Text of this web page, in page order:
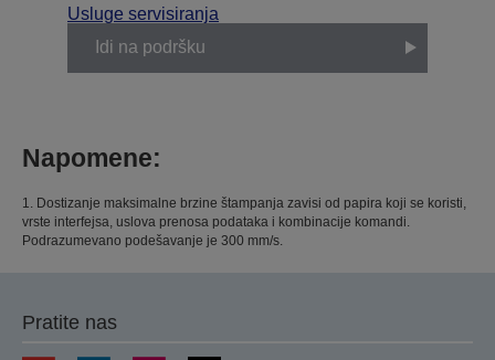
Usluge servisiranja
Idi na podršku
Napomene:
1. Dostizanje maksimalne brzine štampanja zavisi od papira koji se koristi,
vrste interfejsa, uslova prenosa podataka i kombinacije komandi.
Podrazumevano podešavanje je 300 mm/s.
Pratite nas